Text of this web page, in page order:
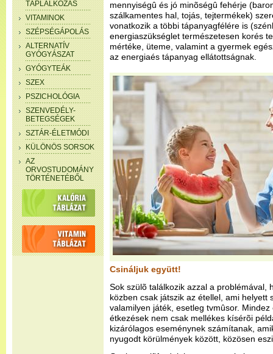
TÁPLÁLKOZÁS
VITAMINOK
SZÉPSÉGÁPOLÁS
ALTERNATÍV
GYÓGYÁSZAT
GYÓGYTEÁK
SZEX
PSZICHOLÓGIA
SZENVEDÉLY-
BETEGSÉGEK
SZTÁR-ÉLETMÓDI
KÜLÖNÖS SORSOK
AZ
ORVOSTUDOMÁNY
TÖRTÉNETÉBŐL
mennyiségû és jó minõségû fehérje
szálkamentes hal, tojás, tejtermékek)
vonatkozik a többi tápanyagfélére is
energiaszükséglet természetesen korés
mértéke, üteme, valamint a gyermek
az energiaés tápanyag ellátottságnak.
Csináljuk együtt!
Sok szülõ találkozik azzal a problémával,
közben csak játszik az étellel, ami helyett
valamilyen játék, esetleg tvmûsor.
étkezések nem csak mellékes kísérõi
kizárólagos eseménynek számítanak,
nyugodt körülmények között, közösen